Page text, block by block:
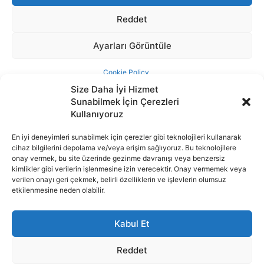
Size Daha İyi Hizmet
Sunabilmek İçin Çerezleri
Kullanıyoruz
En iyi deneyimleri sunabilmek için çerezler gibi teknolojileri kullanarak
cihaz bilgilerini depolama ve/veya erişim sağlıyoruz. Bu teknolojilere
onay vermek, bu site üzerinde gezinme davranışı veya benzersiz
kimlikler gibi verilerin işlenmesine izin verecektir. Onay vermemek veya
verilen onayı geri çekmek, belirli özelliklerin ve işlevlerin olumsuz
etkilenmesine neden olabilir.
Kabul Et
Reddet
İnternet portalımızda yer alan tüm haber metini, resim ve benzeri
içeriğin hakları Sigortamedya Yayıncılık A.Ş.'ye aittir. Hiçbir şekilde
basılı ya da elektronik bir ortamda, kaynak gösterilse bile izin
alınmadan kullanılamaz.